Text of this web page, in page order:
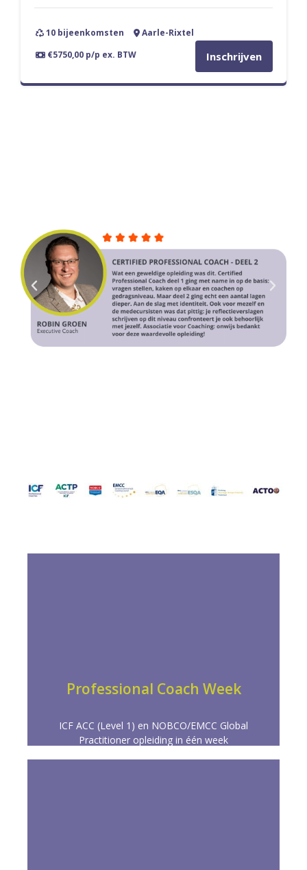
10 bijeenkomsten
Aarle-Rixtel
€5750,00 p/p ex. BTW
Inschrijven
Professional Coach Week
ICF ACC (Level 1) en NOBCO/EMCC Global
Practitioner opleiding in één week
PROFESSIONAL COACH WEEK